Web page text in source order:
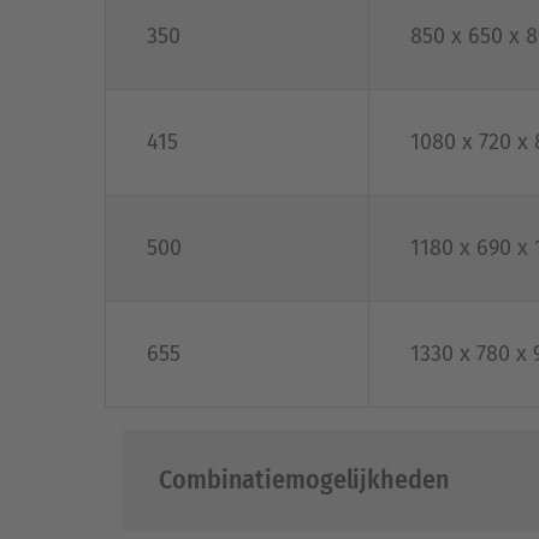
350 850 x 650 x
415 1080 x 720 x
500 1180 x 690 x
655 1330 x 780 x
Combinatiemogelijkheden